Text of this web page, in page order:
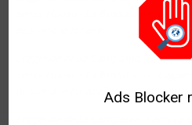
Leggende della Campania:
Ads Blocker